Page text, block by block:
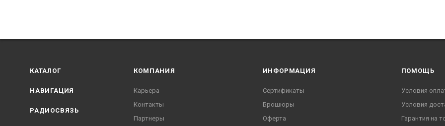
КАТАЛОГ
НАВИГАЦИЯ
РАДИОСВЯЗЬ
КОМПАНИЯ
Карьера
Контакты
Партнеры
ИНФОРМАЦИЯ
Сертификаты
Брошюры
Оферта
ПОМОЩЬ
Условия
Условия
Гарантия на